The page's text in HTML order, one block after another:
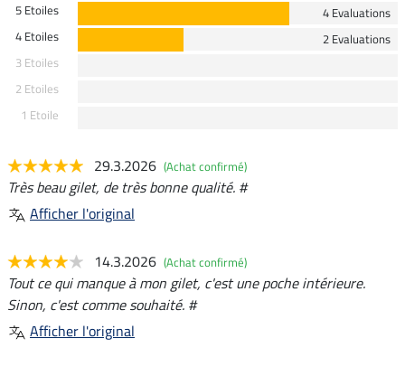
5 Etoiles
4 Evaluations
4 Etoiles
2 Evaluations
3 Etoiles
2 Etoiles
1 Etoile
29.3.2026 (Achat confirmé)
Très beau gilet, de très bonne qualité. #
Afficher l'original
14.3.2026 (Achat confirmé)
Tout ce qui manque à mon gilet, c'est une poche intérieure.
Sinon, c'est comme souhaité. #
Afficher l'original